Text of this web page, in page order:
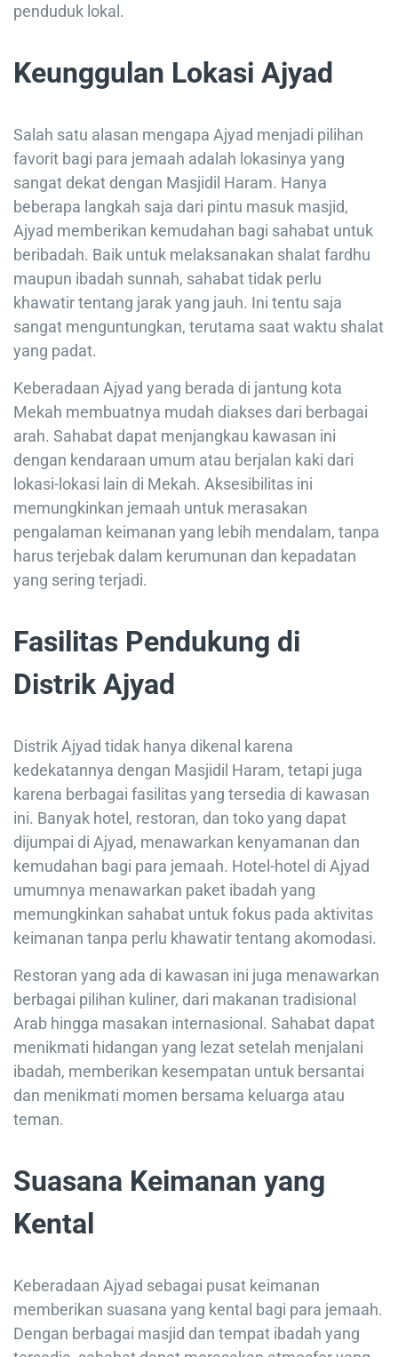
penduduk lokal.
Keunggulan Lokasi Ajyad
Salah satu alasan mengapa Ajyad menjadi pilihan
favorit bagi para jemaah adalah lokasinya yang
sangat dekat dengan Masjidil Haram. Hanya
beberapa langkah saja dari pintu masuk masjid,
Ajyad memberikan kemudahan bagi sahabat untuk
beribadah. Baik untuk melaksanakan shalat fardhu
maupun ibadah sunnah, sahabat tidak perlu
khawatir tentang jarak yang jauh. Ini tentu saja
sangat menguntungkan, terutama saat waktu shalat
yang padat.
Keberadaan Ajyad yang berada di jantung kota
Mekah membuatnya mudah diakses dari berbagai
arah. Sahabat dapat menjangkau kawasan ini
dengan kendaraan umum atau berjalan kaki dari
lokasi-lokasi lain di Mekah. Aksesibilitas ini
memungkinkan jemaah untuk merasakan
pengalaman keimanan yang lebih mendalam, tanpa
harus terjebak dalam kerumunan dan kepadatan
yang sering terjadi.
Fasilitas Pendukung di
Distrik Ajyad
Distrik Ajyad tidak hanya dikenal karena
kedekatannya dengan Masjidil Haram, tetapi juga
karena berbagai fasilitas yang tersedia di kawasan
ini. Banyak hotel, restoran, dan toko yang dapat
dijumpai di Ajyad, menawarkan kenyamanan dan
kemudahan bagi para jemaah. Hotel-hotel di Ajyad
umumnya menawarkan paket ibadah yang
memungkinkan sahabat untuk fokus pada aktivitas
keimanan tanpa perlu khawatir tentang akomodasi.
Restoran yang ada di kawasan ini juga menawarkan
berbagai pilihan kuliner, dari makanan tradisional
Arab hingga masakan internasional. Sahabat dapat
menikmati hidangan yang lezat setelah menjalani
ibadah, memberikan kesempatan untuk bersantai
dan menikmati momen bersama keluarga atau
teman.
Suasana Keimanan yang
Kental
Keberadaan Ajyad sebagai pusat keimanan
memberikan suasana yang kental bagi para jemaah.
Dengan berbagai masjid dan tempat ibadah yang